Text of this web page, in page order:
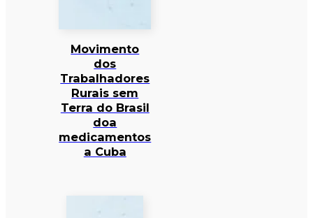
Movimento
dos
Trabalhadores
Rurais sem
Terra do Brasil
doa
medicamentos
a Cuba